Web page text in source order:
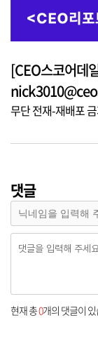
[CEO스코어데
무단 전재-재배포
댓글
현재 총0개의 댓글이